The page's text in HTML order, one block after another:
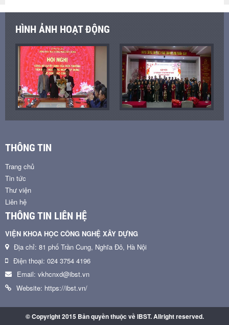
HÌNH ẢNH HOẠT ĐỘNG
THÔNG TIN
Trang chủ
Tin tức
Thư viện
Liên hệ
THÔNG TIN LIÊN HỆ
VIỆN KHOA HỌC CÔNG NGHỆ XÂY DỰNG
Địa chỉ: 81 phố Trần Cung, Nghĩa Đô, Hà Nội
Điện thoại: 024 3754 4196
Email: vkhcnxd@ibst.vn
Website: https://ibst.vn/
© Copyright 2015 Bản quyền thuộc về IBST. Allright reserved.